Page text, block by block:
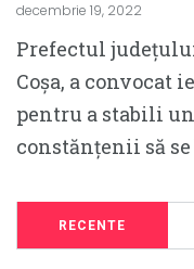
decembrie 19, 2022
Prefectul
Coșa, a convocat
pentru a stabili
constănțenii să
RECENTE